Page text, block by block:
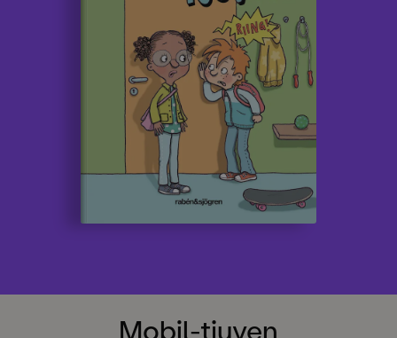
Mobil-tjuven